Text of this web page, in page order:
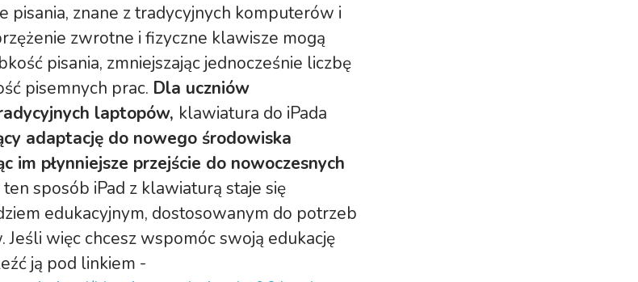
pisania, znane z tradycyjnych komputerów i
zwrotne i fizyczne klawisze mogą
pisania, zmniejszając jednocześnie liczbę
pisemnych prac. Dla uczniów
laptopów, klawiatura do iPada
adaptację do nowego środowiska
im płynniejsze przejście do nowoczesnych
sposób iPad z klawiaturą staje się
edukacyjnym, dostosowanym do potrzeb
Jeśli więc chcesz wspomóc swoją edukację
ją pod linkiem -